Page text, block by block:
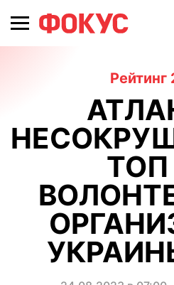
Рейтинг
ТОП